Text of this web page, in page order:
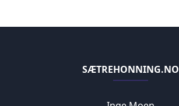
SÆTREHONNING.NO